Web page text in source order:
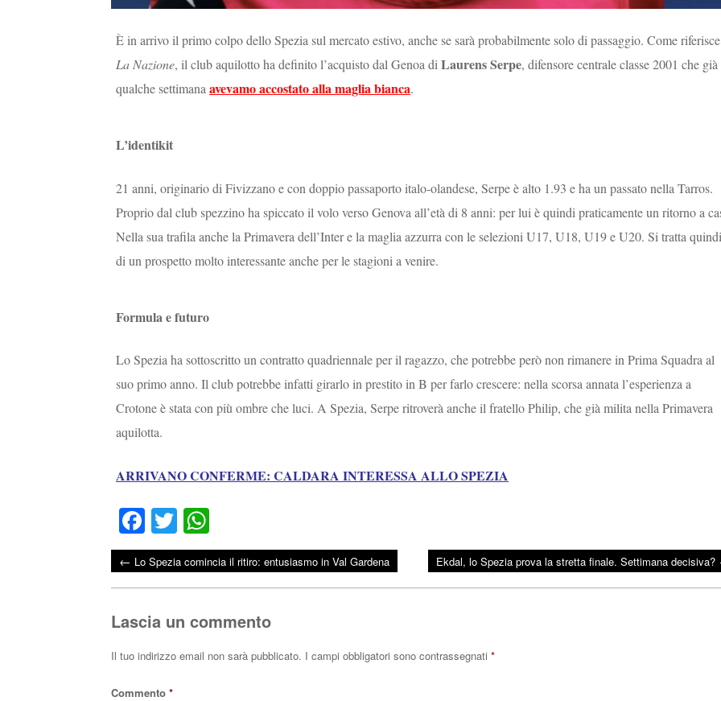
È in arrivo il primo colpo dello Spezia sul mercato estivo, anche se sarà probabilmente solo di passaggio. Come riferisce
La Nazione, il club aquilotto ha definito l’acquisto dal Genoa di Laurens Serpe, difensore centrale classe 2001 che già
qualche settimana avevamo accostato alla maglia bianca.
L’identikit
21 anni, originario di Fivizzano e con doppio passaporto italo-olandese, Serpe è alto 1.93 e ha un passato nella Tarros.
Proprio dal club spezzino ha spiccato il volo verso Genova all’età di 8 anni: per lui è quindi praticamente un ritorno a
Nella sua trafila anche la Primavera dell’Inter e la maglia azzurra con le selezioni U17, U18, U19 e U20. Si tratta quindi
di un prospetto molto interessante anche per le stagioni a venire.
Formula e futuro
Lo Spezia ha sottoscritto un contratto quadriennale per il ragazzo, che potrebbe però non rimanere in Prima Squadra al
suo primo anno. Il club potrebbe infatti girarlo in prestito in B per farlo crescere: nella scorsa annata l’esperienza a
Crotone è stata con più ombre che luci. A Spezia, Serpe ritroverà anche il fratello Philip, che già milita nella Primavera
aquilotta.
ARRIVANO CONFERME: CALDARA INTERESSA ALLO SPEZIA
Fa
ce
bo
ok
T
wi
tte
r
ha
ts
A
pp
Post navigation
← Lo Spezia comincia il ritiro: entusiasmo in Val Gardena Ekdal, lo Spezia prova la stretta finale. Settimana decisiva?
Lascia un commento
Il tuo indirizzo email non sarà pubblicato. I campi obbligatori sono contrassegnati *
Commento *